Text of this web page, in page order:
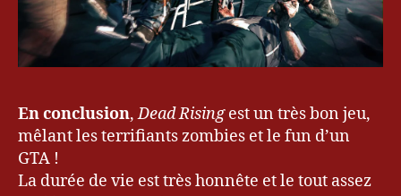
En conclusion,Dead Risingest un très bon jeu,
mêlant les terrifiants zombies et le fun d’un
GTA !
La durée de vie est très honnête et le tout assez